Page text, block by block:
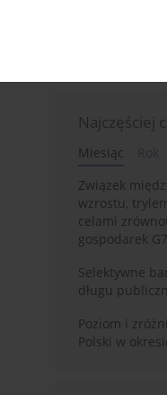
Najczęściej
Miesiąc
Związek
wzrostu,
celami
gospodarek
Selektywne
długu
Poziom i
Polski w